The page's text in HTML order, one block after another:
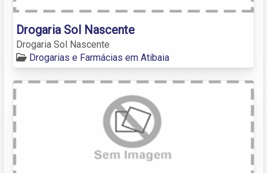
Drogaria Sol Nascente
Drogaria Sol Nascente
Drogarias e Farmácias em Atibaia